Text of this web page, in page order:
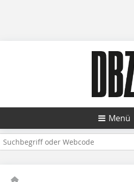
Menü